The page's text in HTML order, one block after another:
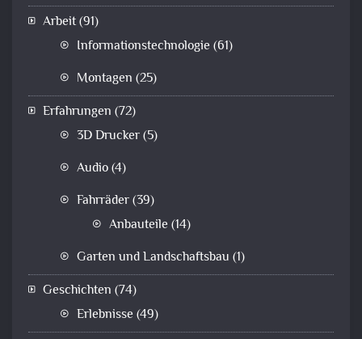
Arbeit(91)
Informationstechnologie (61)
Montagen (25)
Erfahrungen (72)
3D Drucker(5)
Audio(4)
Fahrräder(39)
Anbauteile (14)
Garten und Landschaftsbau (1)
Geschichten (74)
Erlebnisse (49)